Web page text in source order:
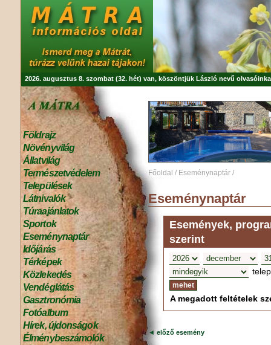
2026. augusztus 8. szombat (32. hét) van, köszöntjük László nevű
Földrajz
Növényvilág
Állatvilág
Természetvédelem
Települések
Látnivalók
Túraajánlatok
Sportok
Eseménynaptár
Időjárás
Térképek
Közlekedés
Vendéglátás
Gasztronómia
Fotóalbum
Hírek, újdonságok
Élménybeszámolók
Főoldal / Eseménynaptár /
Eseménynaptár
Események,
szerint
A megadott feltételek
◄ előző esemény